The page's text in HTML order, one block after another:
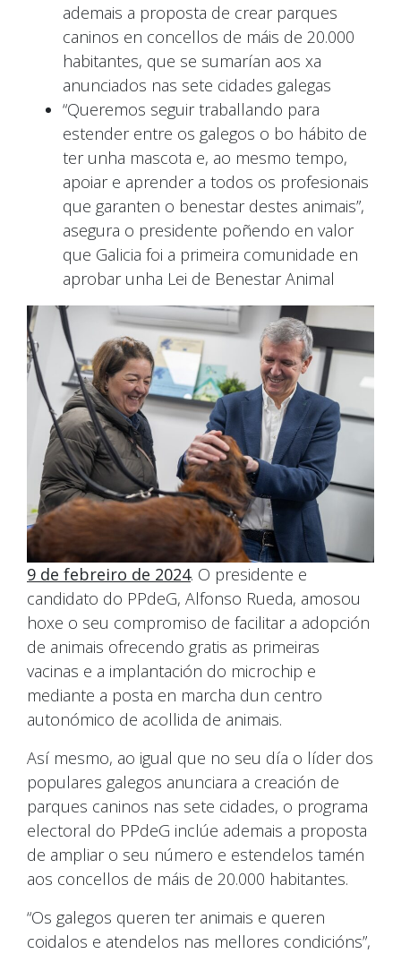
ademais a proposta de crear parques
caninos en concellos de máis de 20.000
habitantes, que se sumarían aos xa
anunciados nas sete cidades galegas
“Queremos seguir traballando para
estender entre os galegos o bo hábito de
ter unha mascota e, ao mesmo tempo,
apoiar e aprender a todos os profesionais
que garanten o benestar destes animais”,
asegura o presidente poñendo en valor
que Galicia foi a primeira comunidade en
aprobar unha Lei de Benestar Animal
9 de febreiro de 2024. O presidente e
candidato do PPdeG, Alfonso Rueda, amosou
hoxe o seu compromiso de facilitar a adopción
de animais ofrecendo gratis as primeiras
vacinas e a implantación do microchip e
mediante a posta en marcha dun centro
autonómico de acollida de animais.
Así mesmo, ao igual que no seu día o líder dos
populares galegos anunciara a creación de
parques caninos nas sete cidades, o programa
electoral do PPdeG inclúe ademais a proposta
de ampliar o seu número e estendelos tamén
aos concellos de máis de 20.000 habitantes.
“Os galegos queren ter animais e queren
coidalos e atendelos nas mellores condicións”,